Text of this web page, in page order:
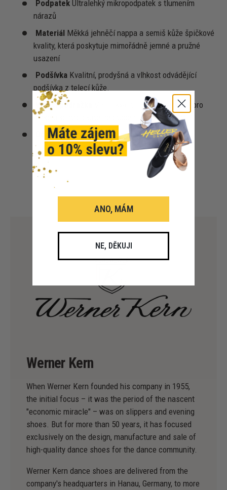
PodpatekUltralehký mikropodpatek s tlumením
nárazů
MateriálMěkká jehněčí nappa a semiš kůže špičkové
kvality, která poskytuje mimořádně jemné a pružné
usazení
PodšívkaKvalitní, prodyšná a vlhkost odvádějící
podšívka z telecí kůže.
Vnější podrážka
Velmi kvalitní semišová kůže pro
lehké a kontrolovatelné otáčení a sklouzávání
OčkaOčka bez niklu.
Werner Kern
When Werner Kern founded his company in 1955,
the initial focus – it was the period of the nascent
"economic miracle" – was on slippers and evening
shoes. But for more than 50 years, it has focused
exclusively on the design, manufacture and sale of
high-quality dance shoes for the dance community.
Werner Kern dance shoes are delivered from the
company's headquarters in Hanau, Germany, to more
ANO, MÁM
NE, DĚKUJI